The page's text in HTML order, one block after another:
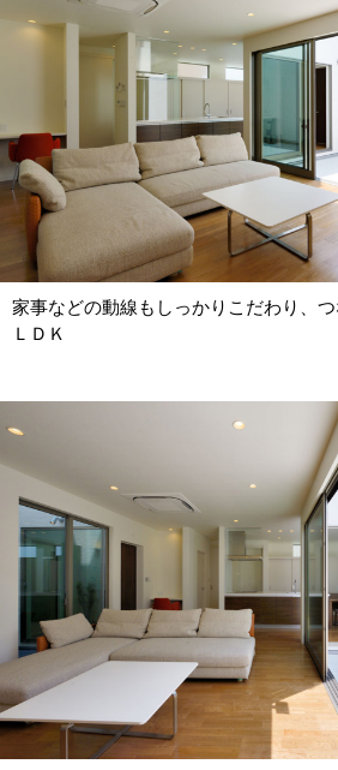
家事などの動線もしっかりこだわり、
ＬＤＫ